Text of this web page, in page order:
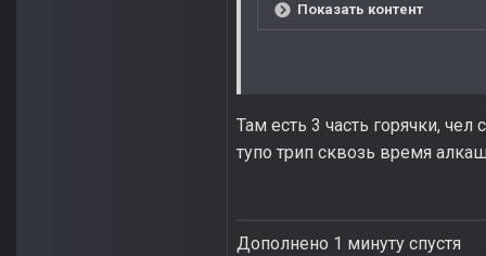
Показать контент
Там есть 3 часть горячки,
тупо трип сквозь время
Дополнено 1 минуту спустя